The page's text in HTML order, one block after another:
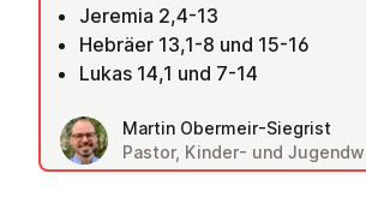
Jeremia 2,4-13
Hebräer 13,1-8 und 15-16
Lukas 14,1 und 7-14
Martin Obermeir-Siegrist
Pastor, Kinder- und